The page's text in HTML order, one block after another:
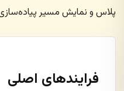
پلاس و نمایش مسیر
فرایندهای اصلی